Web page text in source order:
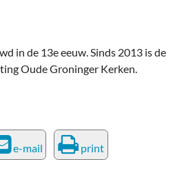
in de 13e eeuw. Sinds 2013 is de
Oude Groninger Kerken.
e-mail print